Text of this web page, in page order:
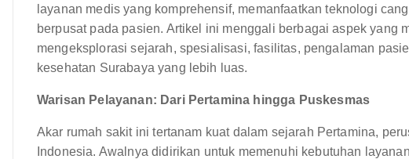
layanan medis yang komprehensif, memanfaatkan teknologi
berpusat pada pasien. Artikel ini menggali berbagai aspek yang
mengeksplorasi sejarah, spesialisasi, fasilitas, pengalaman
kesehatan Surabaya yang lebih luas.
Warisan Pelayanan: Dari Pertamina hingga Puskesmas
Akar rumah sakit ini tertanam kuat dalam sejarah Pertamina,
Indonesia. Awalnya didirikan untuk memenuhi kebutuhan